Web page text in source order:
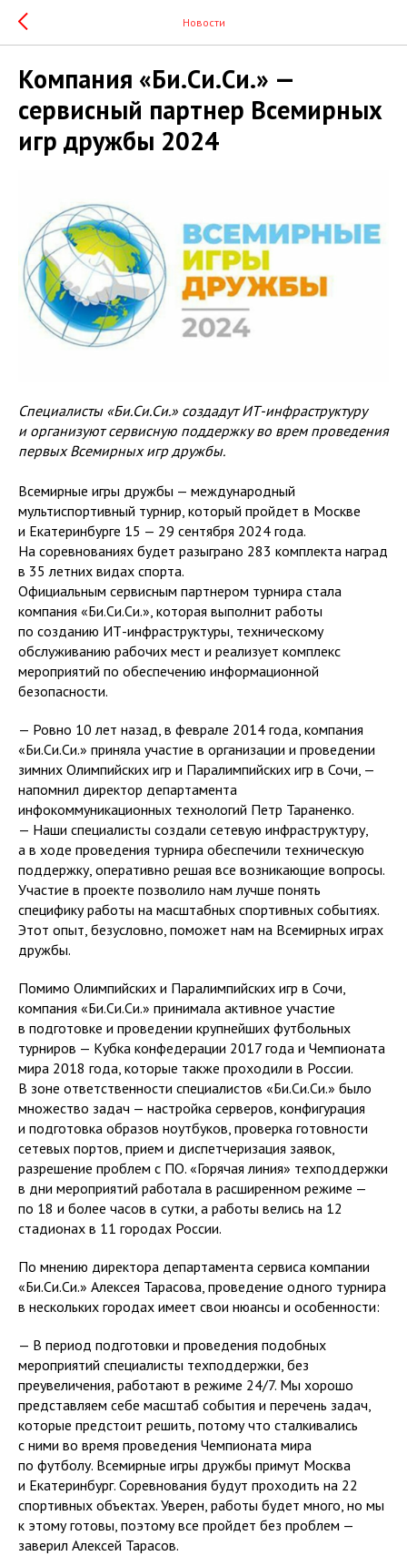
Новости
Компания «Би.Си.Си.» —
сервисный партнер Всемирных
игр дружбы 2024
Специалисты «Би.Си.Си.» создадут ИТ-инфраструктуру
и организуют сервисную поддержку во врем проведения
первых Всемирных игр дружбы.
Всемирные игры дружбы — международный
мультиспортивный турнир, который пройдет в Москве
и Екатеринбурге 15 — 29 сентября 2024 года.
На соревнованиях будет разыграно 283 комплекта наград
в 35 летних видах спорта.
Официальным сервисным партнером турнира стала
компания «Би.Си.Си.», которая выполнит работы
по созданию ИТ-инфраструктуры, техническому
обслуживанию рабочих мест и реализует комплекс
мероприятий по обеспечению информационной
безопасности.
— Ровно 10 лет назад, в феврале 2014 года, компания
«Би.Си.Си.» приняла участие в организации и проведении
зимних Олимпийских игр и Паралимпийских игр в Сочи, —
напомнил директор департамента
инфокоммуникационных технологий Петр Тараненко.
— Наши специалисты создали сетевую инфраструктуру,
а в ходе проведения турнира обеспечили техническую
поддержку, оперативно решая все возникающие вопросы.
Участие в проекте позволило нам лучше понять
специфику работы на масштабных спортивных событиях.
Этот опыт, безусловно, поможет нам на Всемирных играх
дружбы.
Помимо Олимпийских и Паралимпийских игр в Сочи,
компания «Би.Си.Си.» принимала активное участие
в подготовке и проведении крупнейших футбольных
турниров — Кубка конфедерации 2017 года и Чемпионата
мира 2018 года, которые также проходили в России.
В зоне ответственности специалистов «Би.Си.Си.» было
множество задач — настройка серверов, конфигурация
и подготовка образов ноутбуков, проверка готовности
сетевых портов, прием и диспетчеризация заявок,
разрешение проблем с ПО. «Горячая линия» техподдержки
в дни мероприятий работала в расширенном режиме —
по 18 и более часов в сутки, а работы велись на 12
стадионах в 11 городах России.
По мнению директора департамента сервиса компании
«Би.Си.Си.» Алексея Тарасова, проведение одного турнира
в нескольких городах имеет свои нюансы и особенности:
— В период подготовки и проведения подобных
мероприятий специалисты техподдержки, без
преувеличения, работают в режиме 24/7. Мы хорошо
представляем себе масштаб события и перечень задач,
которые предстоит решить, потому что сталкивались
с ними во время проведения Чемпионата мира
по футболу. Всемирные игры дружбы примут Москва
и Екатеринбург. Соревнования будут проходить на 22
спортивных объектах. Уверен, работы будет много, но мы
к этому готовы, поэтому все пройдет без проблем —
заверил Алексей Тарасов.